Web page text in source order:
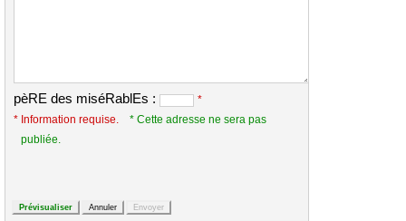
pèRE des miséRablEs :
*
* Information requise.
* Cette adresse ne sera pas
publiée.